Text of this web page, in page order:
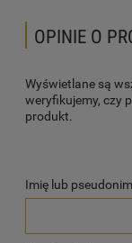
OPINIE O
Wyświetlane są
weryfikujemy, czy
produkt.
Imię lub